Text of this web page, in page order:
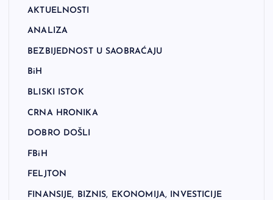
AKTUELNOSTI
ANALIZA
BEZBIJEDNOST U SAOBRAĆAJU
BiH
BLISKI ISTOK
CRNA HRONIKA
DOBRO DOŠLI
FBiH
FELJTON
FINANSIJE, BIZNIS, EKONOMIJA, INVESTICIJE